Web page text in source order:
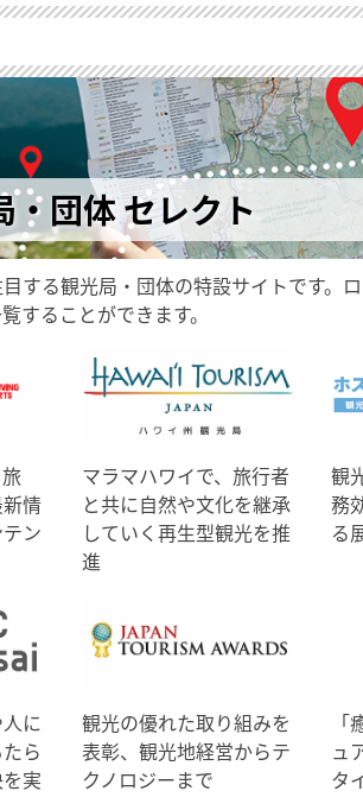
・団体 セレクト
する観光局・団体の特設サイトです。
することができます。
情
ン
マラマハワイで、旅行者
と共に自然や文化を継承
していく再生型観光を推
進
観
務
る
に
ら
実
観光の優れた取り組みを
表彰、観光地経営からテ
クノロジーまで
ュ
タ